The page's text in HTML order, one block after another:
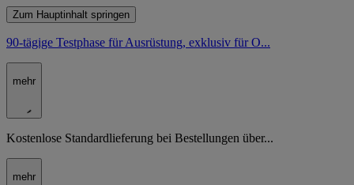
Zum Hauptinhalt springen
90-tägige Testphase für Ausrüstung, exklusiv für O...
mehr
Kostenlose Standardlieferung bei Bestellungen über...
mehr